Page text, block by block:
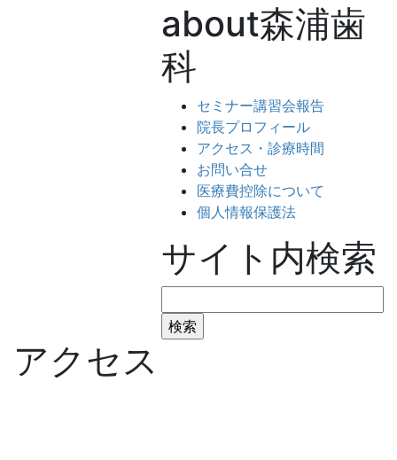
about森浦歯
科
セミナー講習会報告
院長プロフィール
アクセス・診療時間
お問い合せ
医療費控除について
個人情報保護法
サイト内検索
索:
アクセス